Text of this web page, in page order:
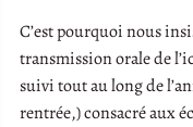
C’est pourquoi nous
transmission orale de
suivi tout au long de
rentrée,) consacré aux